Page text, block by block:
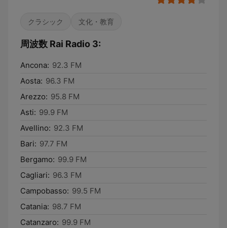
クラシック 文化・教育
周波数 Rai Radio 3:
Ancona: 92.3 FM
Aosta: 96.3 FM
Arezzo: 95.8 FM
Asti: 99.9 FM
Avellino: 92.3 FM
Bari: 97.7 FM
Bergamo: 99.9 FM
Cagliari: 96.3 FM
Campobasso: 99.5 FM
Catania: 98.7 FM
Catanzaro: 99.9 FM